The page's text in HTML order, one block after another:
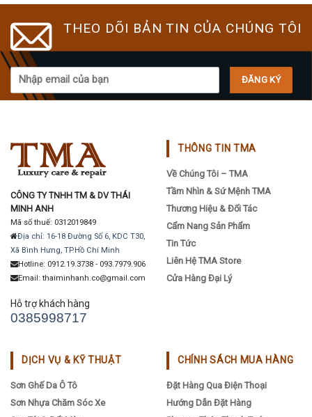
THEO DÕI BẢN TIN CỦA CHÚNG TÔI
CÔNG TY TNHH TM & DV THÁI
MINH ANH
Mã số thuế: 0312019849
Địa chỉ: 16-18 Đường Số 6, KDC T30,
Xã Bình Hưng, TP.Hồ Chí Minh
Hotline: 0912.19.3738 - 093.7979.906
Email: thaiminhanh.co@gmail.com
Hỗ trợ khách hàng
0385998717
THÔNG TIN TMA
Về Chúng Tôi – TMA
Tầm Nhìn & Sứ Mệnh TMA
Thương Hiệu & Đối Tác
Cẩm Nang Sản Phẩm
Tin Tức
Liên Hệ TMA Store
Cửa Hàng Đại Lý
DỊCH VỤ & KỸ THUẬT
Sơn Ghế Da Ô Tô
Sơn Nhựa Chăm Sóc Xe
CHÍNH SÁCH MUA HÀNG
Đặt Hàng Qua Điện Thoại
Hướng Dẫn Đặt Hàng